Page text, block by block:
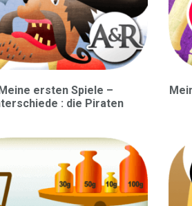
Meine ersten Spiele –
: die Piraten